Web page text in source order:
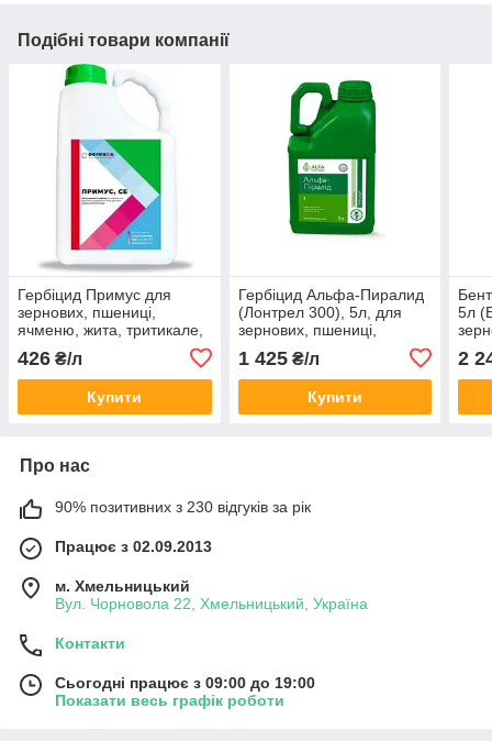
Подібні товари компанії
Гербіцид Примус для
зернових, пшениці,
ячменю, жита, тритикале,
кукурудзи (2,4-Д - 452 г/л,
флорасулам - 6,3 г/л)
426 ₴/л
Купити
Гербіцид Альфа-Пиралид
(Лонтрел 300), 5л, для
зернових, пшениці,
кукурудзи, капусти, буряка
1 425₴/л
Купити
5л
2
Про нас
90% позитивних з 230 відгуків за рік
Працює з 02.09.2013
м. Хмельницький
Вул. Чорновола 22, Хмельницький, Україна
Контакти
Сьогодні працює з 09:00 до 19:00
Показати весь графік роботи